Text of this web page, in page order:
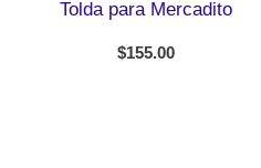
Tolda para Mercadito
$155.00